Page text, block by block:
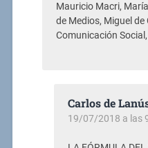
Mauricio Macri,
de Medios, Miguel de
Comunicación
Carlos de
19/07/2018 a las